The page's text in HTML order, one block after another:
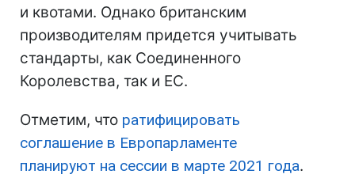
и квотами. Однако британским
производителям придется учитывать
стандарты, как Соединенного
Королевства, так и ЕС.
Отметим, что ратифицировать
соглашение в Европарламенте
планируют на сессии в марте 2021 года.